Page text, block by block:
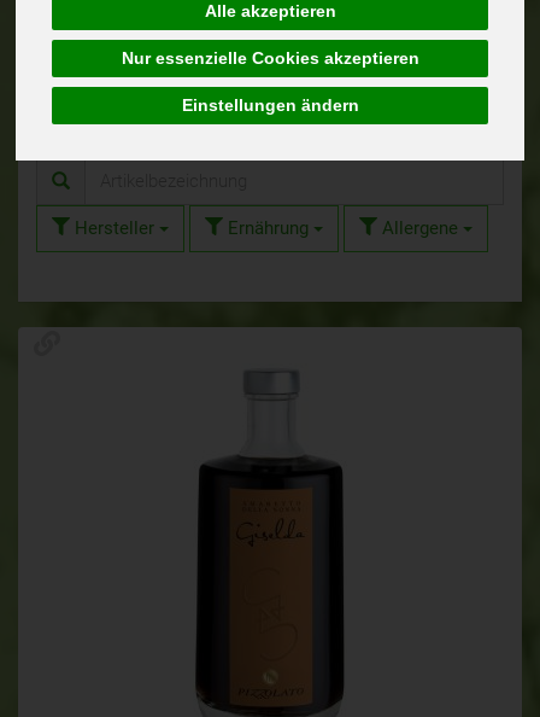
Alle akzeptieren
Nur essenzielle Cookies akzeptieren
Einstellungen ändern
Weißwein
Brandwein, Schnaps
& Likör
Hersteller Ernährung Allergene